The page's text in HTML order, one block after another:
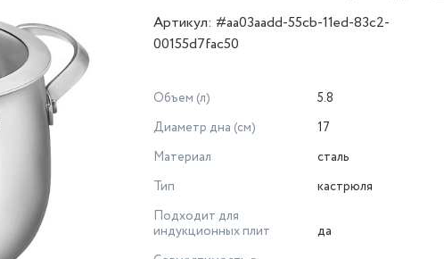
Артикул: #aa03aadd-55cb-11ed-83c2-
00155d7fac50
Объем (л)
5.8
Диаметр дна (см)
17
Материал
сталь
Тип
кастрюля
Подходит для
индукционных плит
да